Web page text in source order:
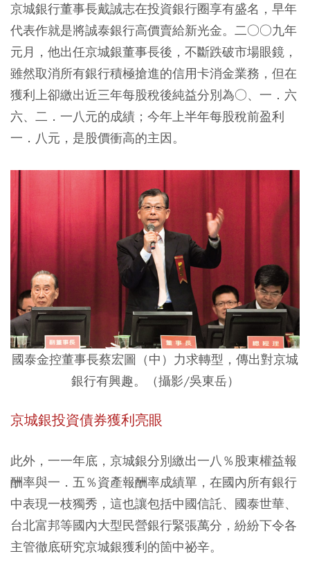
京城銀行董事長戴誠志在投資銀行圈享有盛名，早年
代表作就是將誠泰銀行高價賣給新光金。二○○九年
元月，他出任京城銀董事長後，不斷跌破市場眼鏡，
雖然取消所有銀行積極搶進的信用卡消金業務，但在
獲利上卻繳出近三年每股稅後純益分別為○、一．六
六、二．一八元的成績；今年上半年每股稅前盈利
一．八元，是股價衝高的主因。
國泰金控董事長蔡宏圖（中）力求轉型，傳出對京城
銀行有興趣。（攝影/吳東岳）
京城銀投資債券獲利亮眼
此外，一一年底，京城銀分別繳出一八％股東權益報
酬率與一．五％資產報酬率成績單，在國內所有銀行
中表現一枝獨秀，這也讓包括中國信託、國泰世華、
台北富邦等國內大型民營銀行緊張萬分，紛紛下令各
主管徹底研究京城銀獲利的箇中祕辛。